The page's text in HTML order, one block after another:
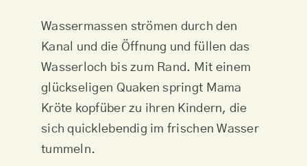
Wassermassen strömen durch den
Kanal und die Öffnung und füllen das
Wasserloch bis zum Rand. Mit einem
glückseligen Quaken springt Mama
Kröte kopfüber zu ihren Kindern, die
sich quicklebendig im frischen Wasser
tummeln.